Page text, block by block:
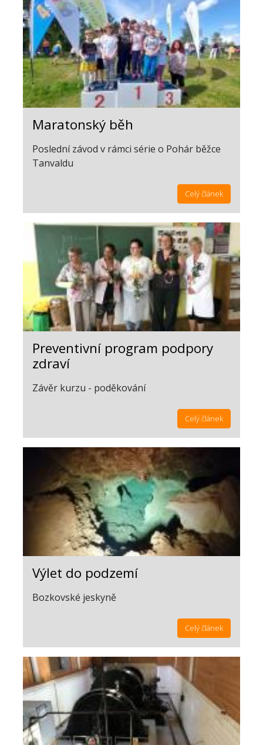
Maratonský běh
Poslední závod v rámci série o Pohár běžce
Tanvaldu
Celý článek
Preventivní program podpory
zdraví
Závěr kurzu - poděkování
Celý článek
Výlet do podzemí
Bozkovské jeskyně
Celý článek